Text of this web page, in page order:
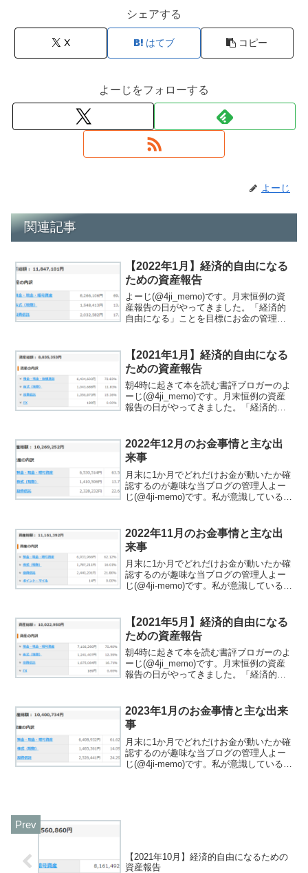
シェアする
X はてブ コピー
よーじをフォローする
よーじ
関連記事
【2022年1月】経済的自由になる
ための資産報告
よーじ(@4ji_memo)です。月末恒例の資
産報告の日がやってきました。「経済的
自由になる」ことを目標にお金の管理を
ださい。私が考える経済的自由は「圧倒
的に稼ぎ生活を豊か...
【2021年1月】経済的自由になる
ための資産報告
朝4時に起きて本を読む書評ブロガーのよ
ーじ(@4ji_memo)です。月末恒例の資産
報告の日がやってきました。「経済的自
と思った方は、関連記事をご覧くださ
い。この記事で...
2022年12月のお金事情と主な出
来事
月末に1か月でどれだけお金が動いたか確
認するのが趣味な当ブログの管理人よー
じ(@4ji-memo)です。私が意識しているこ
を観察して自分にとって必要だったか振
り返るよう...
2022年11月のお金事情と主な出
来事
月末に1か月でどれだけお金が動いたか確
認するのが趣味な当ブログの管理人よー
じ(@4ji-memo)です。私が意識しているこ
を観察して自分にとって必要だったか振
り返るよう...
【2021年5月】経済的自由になる
ための資産報告
朝4時に起きて本を読む書評ブロガーのよ
ーじ(@4ji_memo)です。月末恒例の資産
報告の日がやってきました。「経済的自
と思った方は、関連記事をご覧くださ
い。この記事で...
2023年1月のお金事情と主な出来
事
月末に1か月でどれだけお金が動いたか確
認するのが趣味な当ブログの管理人よー
じ(@4ji-memo)です。私が意識しているこ
【2021年10月】経済的自由になるための
資産報告